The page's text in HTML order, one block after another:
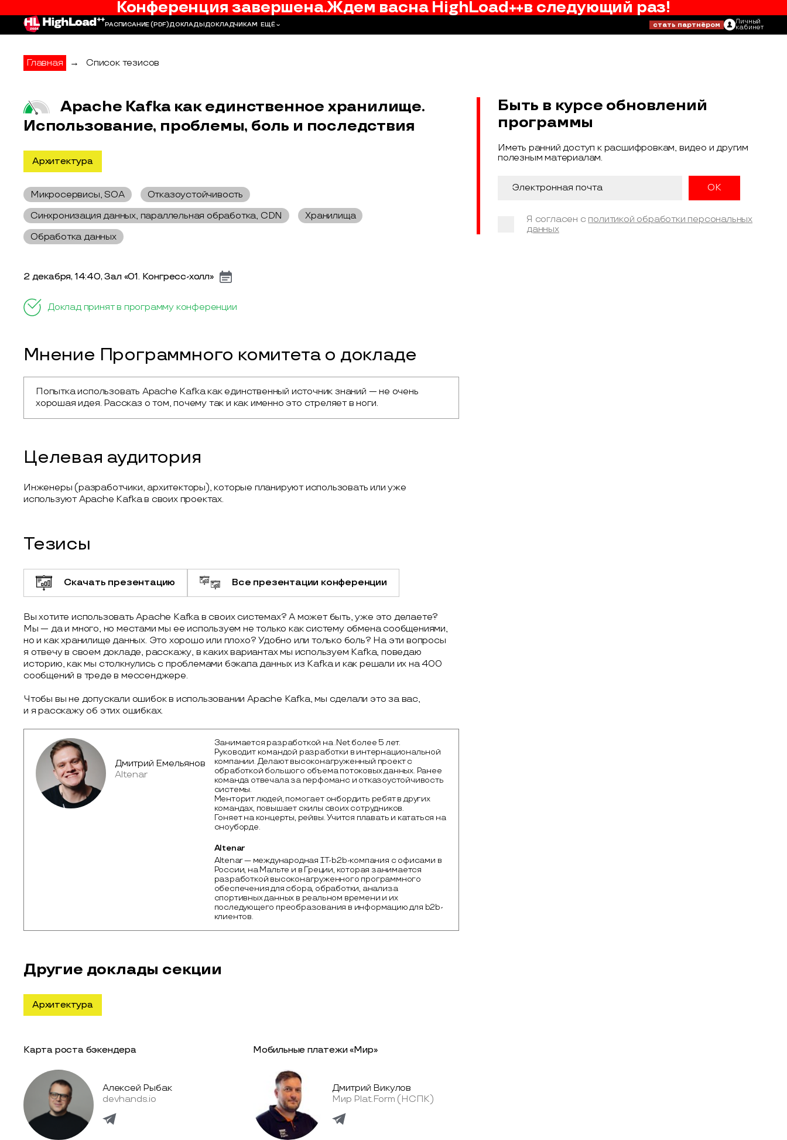
Конференция завершена.Ждем васна HighLoad++в следующий раз!
РАСПИСАНИЕ(PDF)ДОКЛАДЫ ДОКЛАДЧИКАМ ЕЩЁ стать партнёром Личный
кабинет
Главная → Список тезисов
Apache Kafka как единственное хранилище.
Использование, проблемы, боль и последствия
Архитектура
Микросервисы, SOA
Отказоустойчивость
Синхронизация данных, параллельная обработка, CDN
Хранилища
Обработка данных
2 декабря, 14:40, Зал «01. Конгресс-холл»
Доклад принят в программу конференции
Мнение Программного комитета о докладе
Попытка использовать Apache Kafka как единственный источник знаний — не очень
хорошая идея. Рассказ о том, почему так и как именно это стреляет в ноги.
Целевая аудитория
Инженеры (разработчики, архитекторы), которые планируют использовать или уже
используют Apache Kafka в своих проектах.
Тезисы
Скачать презентацию Все презентации конференции
Вы хотите использовать Apache Kafka в своих системах? А может быть, уже это делаете?
Мы — да и много, но местами мы ее используем не только как систему обмена сообщениями,
но и как хранилище данных. Это хорошо или плохо? Удобно или только боль? На эти вопросы
я отвечу в своем докладе, расскажу, в каких вариантах мы используем Kafka, поведаю
историю, как мы столкнулись с проблемами бэкапа данных из Kafka и как решали их на 400
сообщений в треде в мессенджере.
Чтобы вы не допускали ошибок в использовании Apache Kafka, мы сделали это за вас,
и я расскажу об этих ошибках.
Дмитрий Емельянов
Altenar
Занимается разработкой на .Net более 5 лет.
Руководит командой разработки в интернациональной
компании. Делают высоконагруженный проект с
обработкой большого объема потоковых данных. Ранее
команда отвечала за перфоманс и отказоустойчивость
системы.
Менторит людей, помогает онбордить ребят в других
командах, повышает скилы своих сотрудников.
Гоняет на концерты, рейвы. Учится плавать и кататься на
сноуборде.
Altenar
Altenar — международная IT-b2b-компания с офисами в
России, на Мальте и в Греции, которая занимается
разработкой высоконагруженного программного
обеспечения для сбора, обработки, анализа
спортивных данных в реальном времени и их
последующего преобразования в информацию для b2b-
клиентов.
Другие доклады секции
Архитектура
Карта роста бэкендера
Алексей Рыбак
devhands.io
Мобильные платежи «Мир»
Дмитрий Викулов
Мир Plat.Form (НСПК)
Быть в курсе обновлений
программы
Иметь ранний доступ к расшифровкам, видео и другим
полезным материалам.
Я согласен с политикой обработки персональных
данных